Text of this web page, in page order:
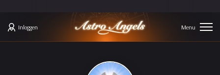
Inloggen